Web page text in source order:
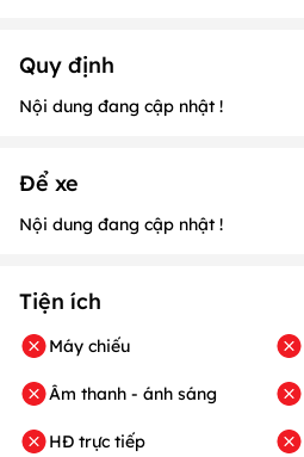
Quy định
Nội dung đang cập nhật !
Để xe
Nội dung đang cập nhật !
Tiện ích
Máy chiếu
Âm thanh - ánh sáng
HĐ trực tiếp